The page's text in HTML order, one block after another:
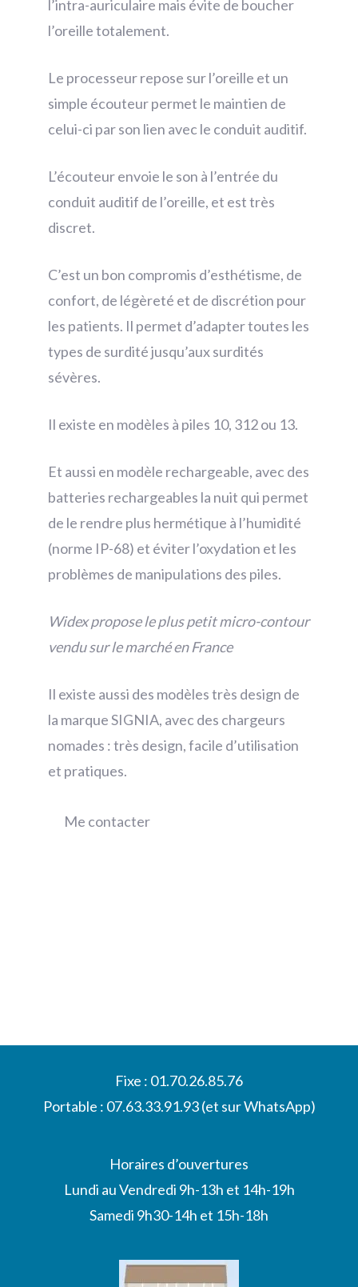
l’intra-auriculaire mais évite de boucher
l’oreille totalement.
Le processeur repose sur l’oreille et un
simple écouteur permet le maintien de
celui-ci par son lien avec le conduit auditif.
L’écouteur envoie le son à l’entrée du
conduit auditif de l’oreille, et est très
discret.
C’est un bon compromis d’esthétisme, de
confort, de légèreté et de discrétion pour
les patients. Il permet d’adapter toutes les
types de surdité jusqu’aux surdités
sévères.
Il existe en modèles à piles 10, 312 ou 13.
Et aussi en modèle rechargeable, avec des
batteries rechargeables la nuit qui permet
de le rendre plus hermétique à l’humidité
(norme IP-68) et éviter l’oxydation et les
problèmes de manipulations des piles.
Widex propose le plus petit micro-contour
vendu sur le marché en France
Il existe aussi des modèles très design de
la marque SIGNIA, avec des chargeurs
nomades : très design, facile d’utilisation
et pratiques.
Me contacter
Fixe : 01.70.26.85.76
Portable : 07.63.33.91.93 (et sur WhatsApp)
Horaires d’ouvertures
Lundi au Vendredi 9h-13h et 14h-19h
Samedi 9h30-14h et 15h-18h